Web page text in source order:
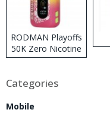
RODMAN Playoffs
50K Zero Nicotine
Disposable Vape
Categories
Mobile